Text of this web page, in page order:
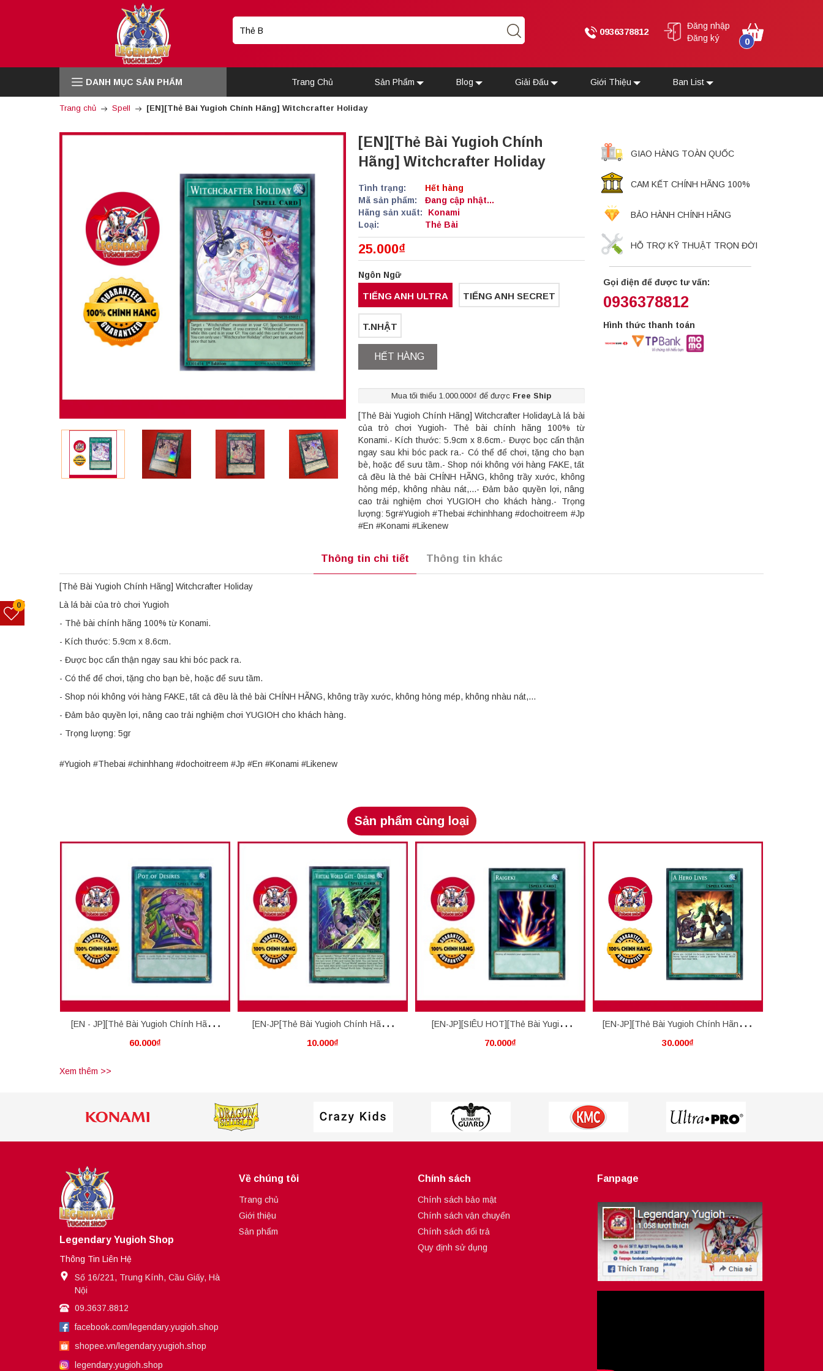
0936378812
Đăng nhập
Đăng ký
0
DANH MỤC SẢN PHẨM Trang Chủ Sản Phẩm Blog Giải Đấu Giới Thiệu Ban List
Trang chủ Spell [EN][Thẻ Bài Yugioh Chính Hãng] Witchcrafter Holiday
[EN][Thẻ Bài Yugioh Chính
Hãng] Witchcrafter Holiday
Tình trạng:
Hết hàng
Mã sản phẩm:
Đang cập nhật...
Hãng sản xuất:
Konami
Loại:
Thẻ Bài
25.000₫
Ngôn Ngữ
TIẾNG ANH ULTRA TIẾNG ANH SECRET
T.NHẬT
HẾT HÀNG
Mua tối thiểu 1.000.000₫ để được Free Ship
[Thẻ Bài Yugioh Chính Hãng] Witchcrafter HolidayLà lá bài
của trò chơi Yugioh- Thẻ bài chính hãng 100% từ
Konami.- Kích thước: 5.9cm x 8.6cm.- Được bọc cẩn thận
ngay sau khi bóc pack ra.- Có thể để chơi, tặng cho bạn
bè, hoặc để sưu tầm.- Shop nói không với hàng FAKE, tất
cả đều là thẻ bài CHÍNH HÃNG, không trầy xước, không
hỏng mép, không nhàu nát,...- Đảm bảo quyền lợi, nâng
cao trải nghiệm chơi YUGIOH cho khách hàng.- Trọng
lượng: 5gr#Yugioh #Thebai #chinhhang #dochoitreem #Jp
#En #Konami #Likenew
GIAO HÀNG TOÀN QUỐC
CAM KẾT CHÍNH HÃNG 100%
BẢO HÀNH CHÍNH HÃNG
HỖ TRỢ KỸ THUẬT TRỌN ĐỜI
Gọi điện để được tư vấn:
0936378812
Hình thức thanh toán
Thông tin chi tiết Thông tin khác
[Thẻ Bài Yugioh Chính Hãng] Witchcrafter Holiday
Là lá bài của trò chơi Yugioh
- Thẻ bài chính hãng 100% từ Konami.
- Kích thước: 5.9cm x 8.6cm.
- Được bọc cẩn thận ngay sau khi bóc pack ra.
- Có thể để chơi, tặng cho bạn bè, hoặc để sưu tầm.
- Shop nói không với hàng FAKE, tất cả đều là thẻ bài CHÍNH HÃNG, không trầy xước, không hỏng mép, không nhàu nát,...
- Đảm bảo quyền lợi, nâng cao trải nghiệm chơi YUGIOH cho khách hàng.
- Trọng lượng: 5gr
#Yugioh #Thebai #chinhhang #dochoitreem #Jp #En #Konami #Likenew
Sản phẩm cùng loại
[EN - JP][Thẻ Bài Yugioh Chính Hãng]
Pot Of Desires
60.000₫
[EN-JP[Thẻ Bài Yugioh Chính Hãng]
Virtual World Gate - Qinglong
10.000₫
[EN-JP][SIÊU HOT][Thẻ Bài Yugioh
Chính Hãng] Raigeki
70.000₫
[EN-JP][Thẻ Bài Yugioh Chính Hãng] A
Hero Lives
30.000₫
Xem thêm >>
Legendary Yugioh Shop
Thông Tin Liên Hệ
Số 16/221, Trung Kính, Cầu Giấy, Hà
Nội
09.3637.8812
facebook.com/legendary.yugioh.shop
shopee.vn/legendary.yugioh.shop
legendary.yugioh.shop
Về chúng tôi
Trang chủ
Giới thiệu
Sản phẩm
Chính sách
Chính sách bảo mật
Chính sách vận chuyển
Chính sách đổi trả
Quy định sử dụng
Fanpage
0